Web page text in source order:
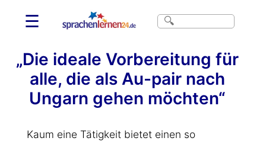
☰
„Die ideale Vorbereitung für
alle, die als Au-pair nach
Ungarn gehen möchten“
Kaum eine Tätigkeit bietet einen so